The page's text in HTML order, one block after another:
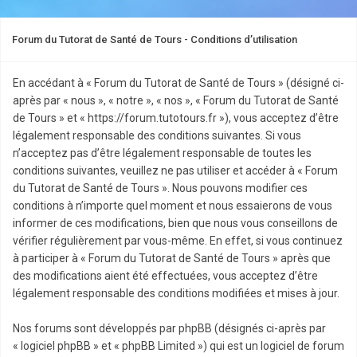
Forum du Tutorat de Santé de Tours - Conditions d’utilisation
En accédant à « Forum du Tutorat de Santé de Tours » (désigné ci-
après par « nous », « notre », « nos », « Forum du Tutorat de Santé
de Tours » et « https://forum.tutotours.fr »), vous acceptez d’être
légalement responsable des conditions suivantes. Si vous
n’acceptez pas d’être légalement responsable de toutes les
conditions suivantes, veuillez ne pas utiliser et accéder à « Forum
du Tutorat de Santé de Tours ». Nous pouvons modifier ces
conditions à n’importe quel moment et nous essaierons de vous
informer de ces modifications, bien que nous vous conseillons de
vérifier régulièrement par vous-même. En effet, si vous continuez
à participer à « Forum du Tutorat de Santé de Tours » après que
des modifications aient été effectuées, vous acceptez d’être
légalement responsable des conditions modifiées et mises à jour.
Nos forums sont développés par phpBB (désignés ci-après par
« logiciel phpBB » et « phpBB Limited ») qui est un logiciel de forum